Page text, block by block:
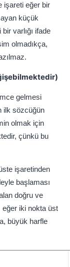
işareti eğer bir
küçük
varlığı ifade
olmadıkça,
gelmesi
ilk sözcüğün
olmak için
çünkü bu
işaretinden
başlaması
doğru ve
eğer iki nokta üst
büyük harfle